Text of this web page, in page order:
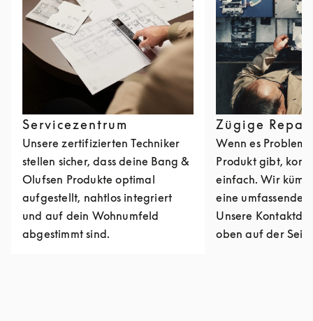
Servicezentrum
Unsere zertifizierten Techniker
stellen sicher, dass deine Bang &
Olufsen Produkte optimal
aufgestellt, nahtlos integriert
und auf dein Wohnumfeld
abgestimmt sind.
Zügige
Wenn es
Produkt gibt,
einfach. Wir
eine umfassende
Unsere
oben auf der